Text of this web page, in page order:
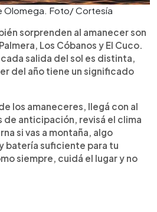
Olomega. Foto/ Cortesía
sorprenden al amanecer son
Los Cóbanos y El Cuco.
salida del sol es distinta,
del año tiene un significado
los amaneceres, llegá con al
de anticipación, revisá el clima
si vas a montaña, algo
batería suficiente para tu
siempre, cuidá el lugar y no